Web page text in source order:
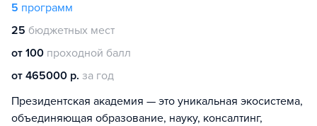
5 программ
25 бюджетных мест
от 100 проходной балл
от 465000 р. за год
Президентская академия — это уникальная экосистема,
объединяющая образование, науку, консалтинг,